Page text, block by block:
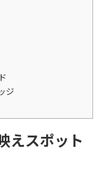
ジ
えスポット